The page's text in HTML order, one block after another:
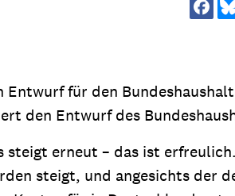
Materialien:
für den
den Entwurf des
erneut – das ist
steigt, und angesichts der